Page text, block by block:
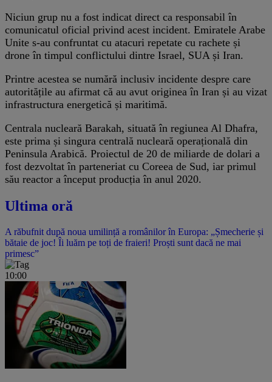
Niciun grup nu a fost indicat direct ca responsabil în
comunicatul oficial privind acest incident. Emiratele Arabe
Unite s-au confruntat cu atacuri repetate cu rachete și
drone în timpul conflictului dintre Israel, SUA și Iran.
Printre acestea se numără inclusiv incidente despre care
autoritățile au afirmat că au avut originea în Iran și au vizat
infrastructura energetică și maritimă.
Centrala nucleară Barakah, situată în regiunea Al Dhafra,
este prima și singura centrală nucleară operațională din
Peninsula Arabică. Proiectul de 20 de miliarde de dolari a
fost dezvoltat în parteneriat cu Coreea de Sud, iar primul
său reactor a început producția în anul 2020.
Ultima oră
A răbufnit după noua umilință a românilor în Europa: „Șmecherie și
bătaie de joc! Îi luăm pe toți de fraieri! Proști sunt dacă ne mai
primesc”
10:00